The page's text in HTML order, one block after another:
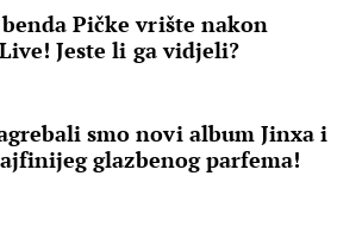
Pičke vrište nakon
Jeste li ga vidjeli?
smo novi album Jinxa i
glazbenog parfema!